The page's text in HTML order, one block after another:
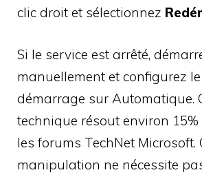
clic droit et sélectionnez
Si le service est arrêté,
manuellement et configurez
démarrage sur Automatique.
technique résout environ 15%
les forums TechNet Microsoft.
manipulation ne nécessite